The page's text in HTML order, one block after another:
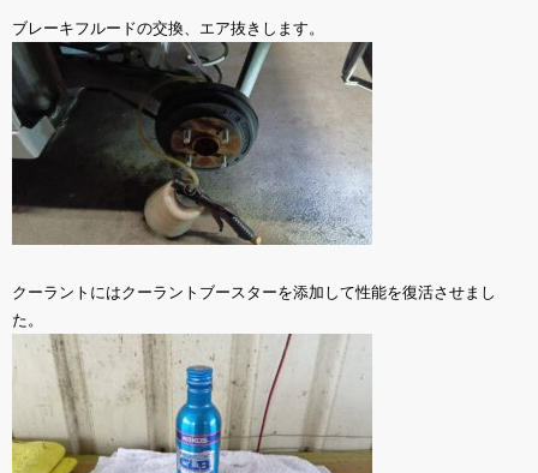
ブレーキフルードの交換、エア抜きします。
クーラントにはクーラントブースターを添加して性能を復活させまし
た。